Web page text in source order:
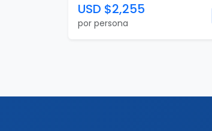
USD $2,255
por persona